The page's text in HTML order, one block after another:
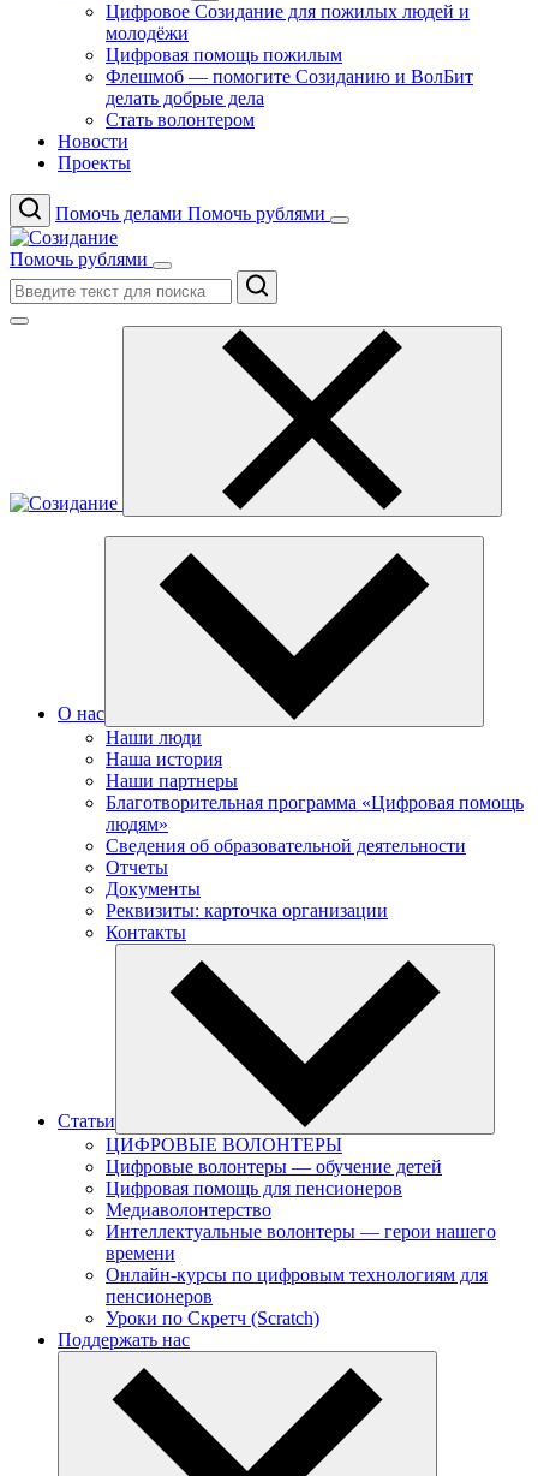
Цифровое Созидание для пожилых людей и
молодёжи
Цифровая помощь пожилым
Флешмоб — помогите Созиданию и ВолБит
делать добрые дела
Стать волонтером
Новости
Проекты
Помочь делами Помочь рублями
Помочь рублями
Поиск
О нас
Наши люди
Наша история
Наши партнеры
Благотворительная программа «Цифровая помощь
людям»
Сведения об образовательной деятельности
Отчеты
Документы
Реквизиты: карточка организации
Контакты
Статьи
ЦИФРОВЫЕ ВОЛОНТЕРЫ
Цифровые волонтеры — обучение детей
Цифровая помощь для пенсионеров
Медиаволонтерство
Интеллектуальные волонтеры — герои нашего
времени
Онлайн-курсы по цифровым технологиям для
пенсионеров
Уроки по Скретч (Scratch)
Поддержать нас